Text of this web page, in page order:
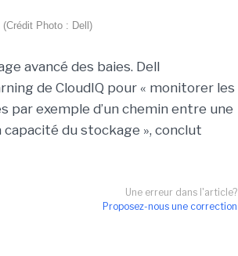
Photo : Dell)
avancé des baies. Dell
de CloudIQ pour « monitorer les
exemple d’un chemin entre une
du stockage », conclut
Une erreur dans l'article?
Proposez-nous une correction